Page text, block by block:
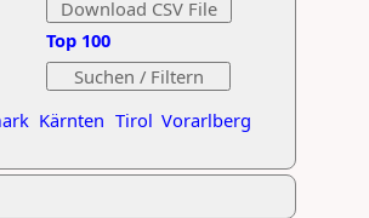
Kärnten Tirol Vorarlberg
Top 100